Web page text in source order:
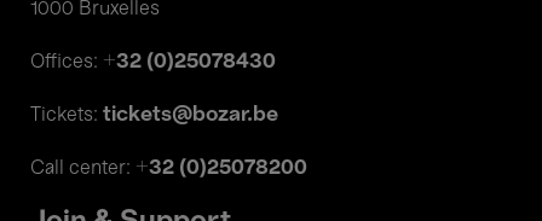
1000 Bruxelles
Offices: +32 (0)25078430
Tickets: tickets@bozar.be
Call center: +32 (0)25078200